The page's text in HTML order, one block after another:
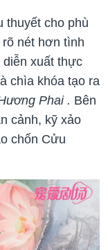
thuyết cho phù
nét hơn tình
xuất thực
chìa khóa tạo ra
Phai . Bên
cảnh, kỹ xảo
chốn Cửu